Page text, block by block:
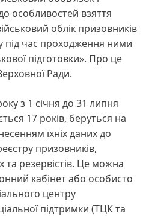
особливостей взяття
облік призовників
під час проходження ними
підготовки». Про це
Ради.
з 1 січня до 31 липня
17 років, беруться на
їхніх даних до
призовників,
та резервістів. Це можна
кабінет або особисто
центру
підтримки (ТЦК та